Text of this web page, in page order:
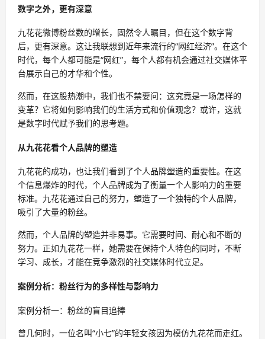
数字之外，更有深意
九花花微博粉丝数的增长，固然令人瞩目，但在这个数字背
后，更有深意。这让我联想到近年来流行的“网红经济”。在这个
时代，每个人都可能是“网红”，每个人都有机会通过社交媒体平
台展示自己的才华和个性。
然而，在这股热潮中，我们也不禁要问：这究竟是一场怎样的
变革？它将如何影响我们的生活方式和价值观念？或许，这就
是数字时代赋予我们的思考题。
从九花花看个人品牌的塑造
九花花的成功，也让我们看到了个人品牌塑造的重要性。在这
个信息爆炸的时代，个人品牌成为了衡量一个人影响力的重要
标准。九花花通过自己的努力，塑造了一个独特的个人品牌，
吸引了大量的粉丝。
然而，个人品牌的塑造并非易事。它需要时间、耐心和不断的
努力。正如九花花一样，她需要在保持个人特色的同时，不断
学习、成长，才能在竞争激烈的社交媒体时代立足。
案例分析：粉丝行为的多样性与影响力
案例分析一：粉丝的盲目追捧
曾几何时，一位名叫“小七”的年轻女孩因为模仿九花花而走红。